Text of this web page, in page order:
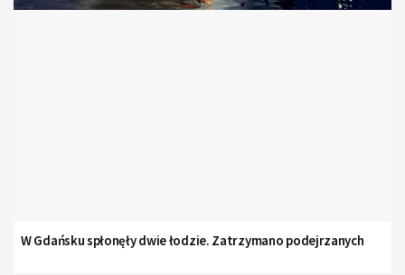
W Gdańsku spłonęły dwie łodzie. Zatrzymano podejrzanych